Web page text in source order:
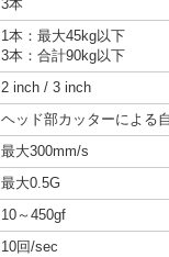
3本
1本：最大45kg以下
3本：合計90kg以下
2 inch / 3 inch
ヘッド部カッターによる
最大300mm/s
最大0.5G
10～450gf
10回/sec